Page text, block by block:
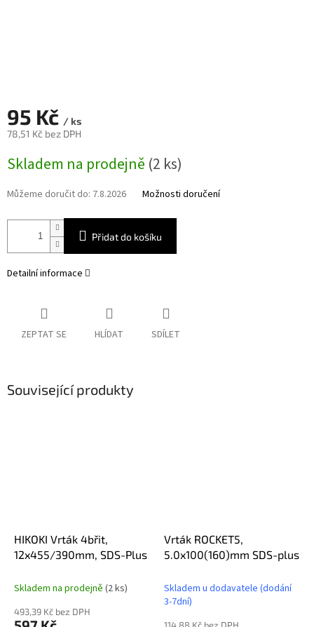
95 Kč / ks
78,51 Kč bez DPH
cena:
Skladem na prodejně (2 ks)
Můžeme doručit do: 7.8.2026 Možnosti doručení
Přidat do košíku
Detailní informace
ZEPTAT SE HLÍDAT SDÍLET
Související produkty
HIKOKI Vrták 4břit,
12x455/390mm, SDS-Plus
Skladem na prodejně (2 ks)
493,39 Kč bez DPH
Vrták ROCKET5,
5.0x100(160)mm SDS-plus
Skladem u dodavatele (dodání
3-7dní)
114,88 Kč bez DPH